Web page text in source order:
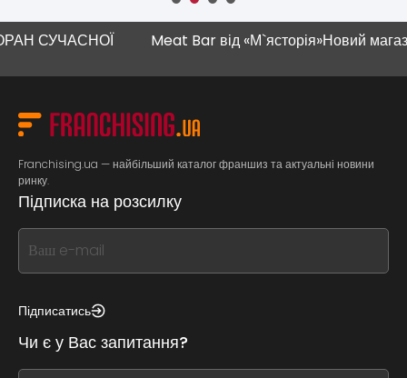
Meat Bar від «М`ясторія»Новий магазин
Franchising.ua — найбільший каталог франшиз та актуальні новини
ринку.
Підписка на розсилку
If
you
this,
this
Підписатись
Чи є у Вас запитання?